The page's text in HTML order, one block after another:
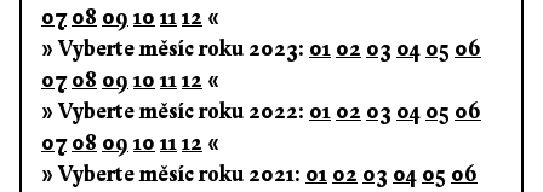
07 08 09 10 1112 «
» Vyberte měsíc roku 2023: 01 02 03 04 05 06
07 08 09 10 1112 «
» Vyberte měsíc roku 2022: 01 02 03 04 05 06
07 08 09 10 1112 «
» Vyberte měsíc roku 2021: 01 02 03 04 05 06